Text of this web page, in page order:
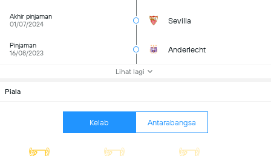
Akhir pinjaman
01/07/2024
Sevilla
Pinjaman
16/08/2023
Anderlecht
Lihat lagi
Piala
Kelab Antarabangsa